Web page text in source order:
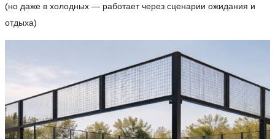
(но даже в холодных — работает через сценарии ожидания и
отдыха)